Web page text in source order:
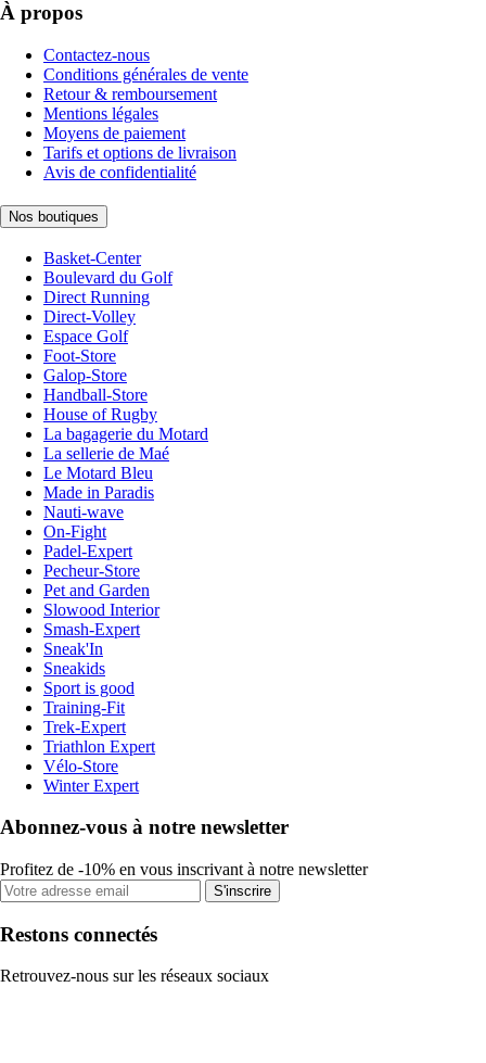
À propos
Contactez-nous
Conditions générales de vente
Retour & remboursement
Mentions légales
Moyens de paiement
Tarifs et options de livraison
Avis de confidentialité
Nos boutiques
Basket-Center
Boulevard du Golf
Direct Running
Direct-Volley
Espace Golf
Foot-Store
Galop-Store
Handball-Store
House of Rugby
La bagagerie du Motard
La sellerie de Maé
Le Motard Bleu
Made in Paradis
Nauti-wave
On-Fight
Padel-Expert
Pecheur-Store
Pet and Garden
Slowood Interior
Smash-Expert
Sneak'In
Sneakids
Sport is good
Training-Fit
Trek-Expert
Triathlon Expert
Vélo-Store
Winter Expert
Abonnez-vous à notre newsletter
Profitez de -10% en vous inscrivant à notre newsletter
S'inscrire
Restons connectés
Retrouvez-nous sur les réseaux sociaux